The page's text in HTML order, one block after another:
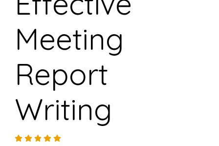
Meeting
Report
Writing